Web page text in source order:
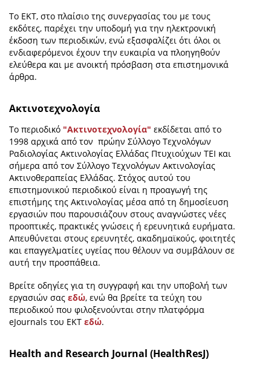
To EKT, στο πλαίσιο της συνεργασίας του με τους
εκδότες, παρέχει την υποδομή για την ηλεκτρονική
έκδοση των περιοδικών, ενώ εξασφαλίζει ότι όλοι οι
ενδιαφερόμενοι έχουν την ευκαιρία να πλοηγηθούν
ελεύθερα και με ανοικτή πρόσβαση στα επιστημονικά
άρθρα.
Ακτινοτεχνολογία
Το περιοδικό "Ακτινοτεχνολογία" εκδίδεται από το
1998 αρχικά από τον πρώην Σύλλογο Τεχνολόγων
Ραδιολογίας Ακτινολογίας Ελλάδας Πτυχιούχων ΤΕΙ και
σήμερα από τον Σύλλογο Τεχνολόγων Ακτινολογίας
Ακτινοθεραπείας Ελλάδας. Στόχος αυτού του
επιστημονικού περιοδικού είναι η προαγωγή της
επιστήμης της Ακτινολογίας μέσα από τη δημοσίευση
εργασιών που παρουσιάζουν στους αναγνώστες νέες
προοπτικές, πρακτικές γνώσεις ή ερευνητικά ευρήματα.
Απευθύνεται στους ερευνητές, ακαδημαϊκούς, φοιτητές
και επαγγελματίες υγείας που θέλουν να συμβάλουν σε
αυτή την προσπάθεια.
Βρείτε οδηγίες για τη συγγραφή και την υποβολή των
εργασιών σας εδώ, ενώ θα βρείτε τα τεύχη του
περιοδικού που φιλοξενούνται στην πλατφόρμα
eJournals του ΕΚΤ εδώ.
Health and Research Journal (HealthResJ)